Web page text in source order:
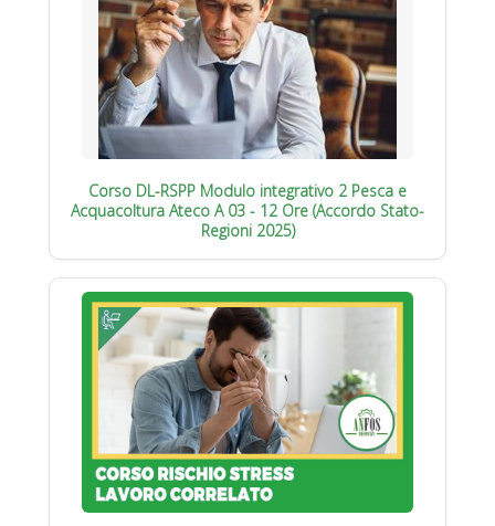
Corso DL-RSPP Modulo integrativo 2 Pesca e
Acquacoltura Ateco A 03 - 12 Ore (Accordo Stato-
Regioni 2025)